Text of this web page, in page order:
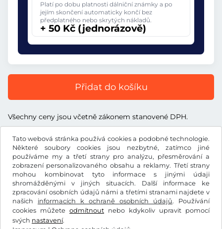
Tato webová stránka používá cookies a podobné technologie.
Některé soubory cookies jsou nezbytné, zatímco jiné
používáme my a třetí strany pro analýzu, přesměrování a
zobrazení personalizovaného obsahu a reklamy. Třetí strany
mohou kombinovat tyto informace s jinými údaji
shromážděnými v jiných situacích. Další informace ke
zpracování osobních údajů námi a třetími stranami najdete v
našich informacích k ochraně osobních údajů. Používání
cookies můžete odmítnout nebo kdykoliv upravit pomocí
svých nastavení.
Platí po dobu platnosti dálniční známky a po
jejím skončení automaticky končí bez
předplatného nebo skrytých nákladů.
+ 50 Kč (jednorázově)
Přidat do košíku
Všechny ceny jsou včetně zákonem stanovené DPH.
KčCZK
Facebook Instagram
Všeobecné obchodní podmínky / Právo na odstoupení od